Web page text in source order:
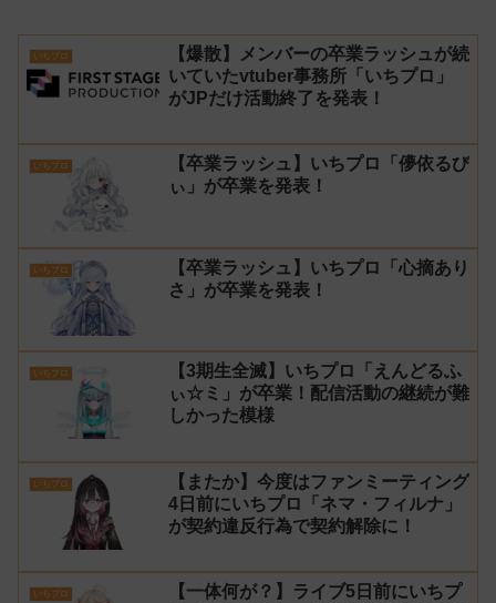
いちプロ
【爆散】メンバーの卒業ラッシュが続
いていたvtuber事務所「いちプロ」
がJPだけ活動終了を発表！
いちプロ
【卒業ラッシュ】いちプロ「儚依るび
ぃ」が卒業を発表！
いちプロ
【卒業ラッシュ】いちプロ「心摘あり
さ」が卒業を発表！
いちプロ
【3期生全滅】いちプロ「えんどるふ
ぃ☆ミ」が卒業！配信活動の継続が難
しかった模様
いちプロ
【またか】今度はファンミーティング
4日前にいちプロ「ネマ・フィルナ」
が契約違反行為で契約解除に！
いちプロ
【一体何が？】ライブ5日前にいちプ